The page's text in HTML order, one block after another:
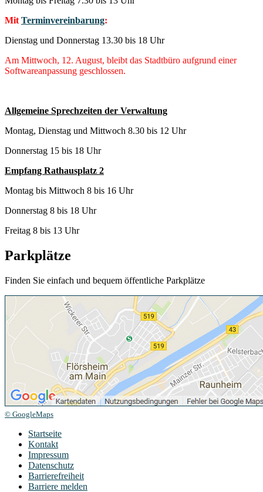
Mit Terminvereinbarung:
Dienstag und Donnerstag 13.30 bis 18 Uhr
Am Mittwoch, 12. August, bleibt das Stadtbüro aufgrund einer
Softwareanpassung geschlossen.
Allgemeine Sprechzeiten der Verwaltung
Montag, Dienstag und Mittwoch 8.30 bis 12 Uhr
Donnerstag 15 bis 18 Uhr
Empfang Rathausplatz 2
Montag bis Mittwoch 8 bis 16 Uhr
Donnerstag 8 bis 18 Uhr
Freitag 8 bis 13 Uhr
Parkplätze
Finden Sie einfach und bequem öffentliche Parkplätze
© GoogleMaps
Startseite
Kontakt
Impressum
Datenschutz
Barrierefreiheit
Barriere melden